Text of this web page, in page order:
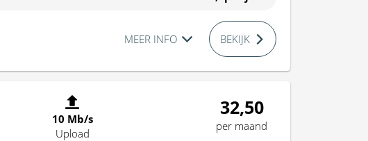
MEER INFO BEKIJK
10 Mb/s
Upload
32,50
per maand